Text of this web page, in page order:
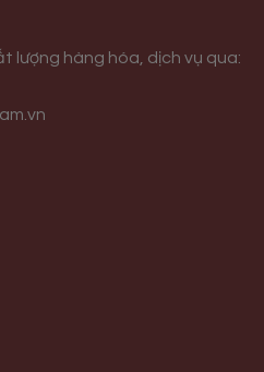
lượng hàng hóa, dịch vụ qua: